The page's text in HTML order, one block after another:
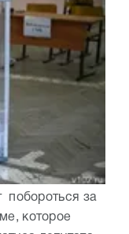
побороться за
которое